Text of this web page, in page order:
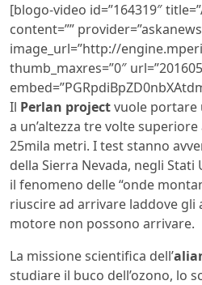
[blogo-video id=”164319″
content=””
image_url=”http://
thumb_maxres=”0″
Il Perlan projectvuole portare
a un’altezza tre volte superiore
25mila metri. I test stanno
della Sierra Nevada, negli Stati
il fenomeno delle “onde
riuscire ad arrivare laddove gli
motore non possono arrivare.
La missione scientifica dell’
studiare il buco dell’ozono, lo